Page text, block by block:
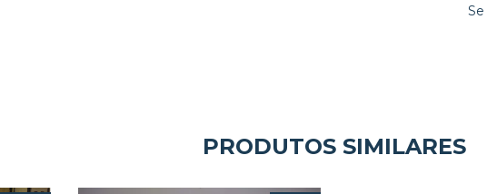
PRODUTOS SIMILARES